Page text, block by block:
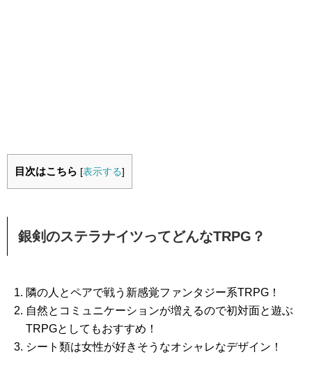
目次はこちら [表示する]
銀剣のステラナイツってどんなTRPG？
隣の人とペアで戦う新感覚ファンタジー系TRPG！
自然とコミュニケーションが増えるので初対面と遊ぶ
TRPGとしてもおすすめ！
シート類は女性が好きそうなオシャレなデザイン！